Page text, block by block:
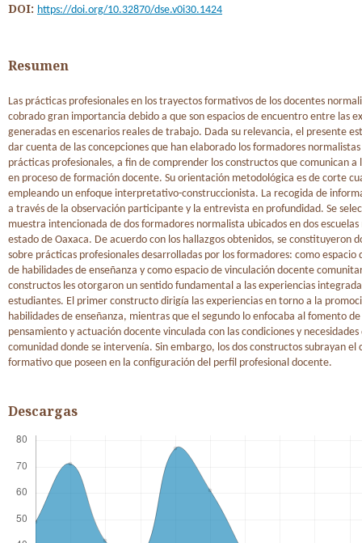
DOI: https://doi.org/10.32870/dse.v0i30.1424
Resumen
Las prácticas profesionales en los trayectos formativos de los docentes
cobrado gran importancia debido a que son espacios de encuentro entre las
generadas en escenarios reales de trabajo. Dada su relevancia, el presente
dar cuenta de las concepciones que han elaborado los formadores
prácticas profesionales, a fin de comprender los constructos que comunican a
en proceso de formación docente. Su orientación metodológica es de corte
empleando un enfoque interpretativo-construccionista. La recogida de
a través de la observación participante y la entrevista en profundidad. Se
muestra intencionada de dos formadores normalista ubicados en dos
estado de Oaxaca. De acuerdo con los hallazgos obtenidos, se constituyeron
sobre prácticas profesionales desarrolladas por los formadores: como espacio
de habilidades de enseñanza y como espacio de vinculación docente
constructos les otorgaron un sentido fundamental a las experiencias
estudiantes. El primer constructo dirigía las experiencias en torno a la
habilidades de enseñanza, mientras que el segundo lo enfocaba al fomento
pensamiento y actuación docente vinculada con las condiciones y
comunidad donde se intervenía. Sin embargo, los dos constructos subrayan el
formativo que poseen en la configuración del perfil profesional docente.
Descargas